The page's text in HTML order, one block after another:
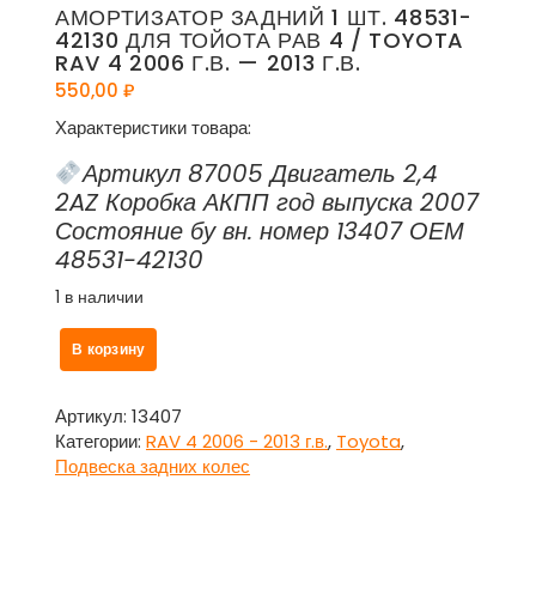
АМОРТИЗАТОР ЗАДНИЙ 1 ШТ. 48531-
42130 ДЛЯ ТОЙОТА РАВ 4 / TOYOTA
RAV 4 2006 Г.В. — 2013 Г.В.
550,00 ₽
Характеристики товара:
Артикул 87005 Двигатель 2,4
2AZ Коробка АКПП год выпуска 2007
Состояние бу вн. номер 13407 ОЕМ
48531-42130
1 в наличии
Количество
товара
задний
1
шт.
В корзину
Артикул: 13407
Категории: RAV 4 2006 - 2013 г.в., Toyota,
Подвеска задних колес